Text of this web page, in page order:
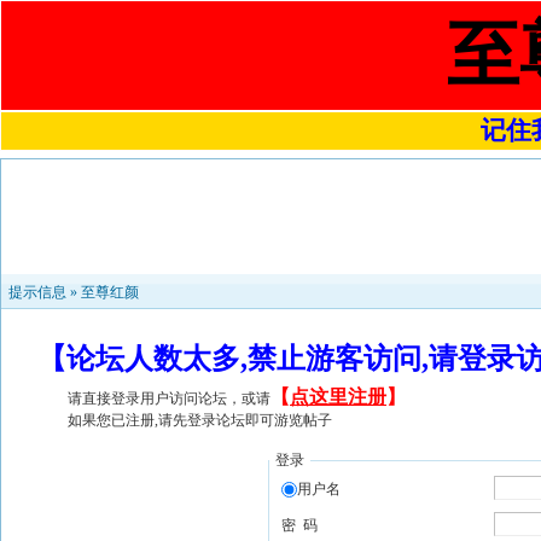
至
记住
提示信息 » 至尊红颜
【论坛人数太多,禁止游客访问,请登
请直接登录用户访问论坛，或请 【 点这里注册】
如果您已注册,请先登录论坛即可游览帖子
登录
用户名
密 码